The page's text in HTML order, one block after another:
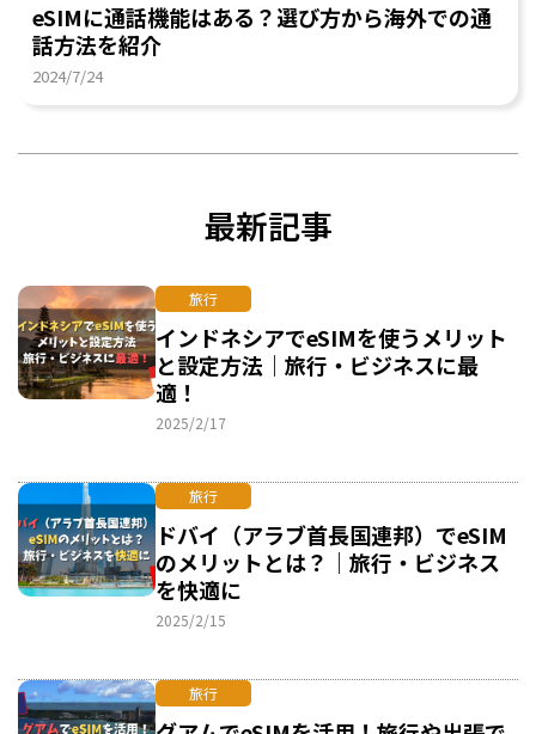
eSIMに通話機能はある？選び方から海外での通
話方法を紹介
2024/7/24
最新記事
旅行
インドネシアでeSIMを使うメリット
と設定方法｜旅行・ビジネスに最
適！
2025/2/17
旅行
ドバイ（アラブ首長国連邦）でeSIM
のメリットとは？｜旅行・ビジネス
を快適に
2025/2/15
旅行